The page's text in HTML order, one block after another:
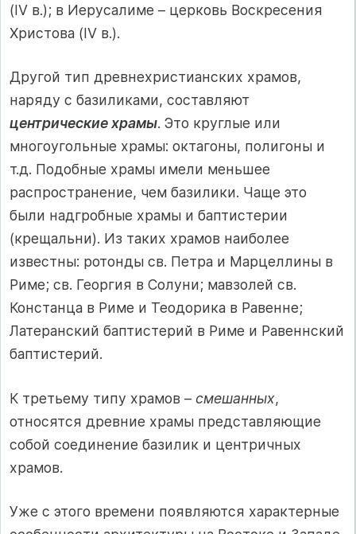
(IV в.); в Иерусалиме – церковь Воскресения
Христова (IV в.).
Другой тип древнехристианских храмов,
наряду с базиликами, составляют
центрические храмы. Это круглые или
многоугольные храмы: октагоны, полигоны и
т.д. Подобные храмы имели меньшее
распространение, чем базилики. Чаще это
были надгробные храмы и баптистерии
(крещальни). Из таких храмов наиболее
известны: ротонды св. Петра и Марцеллины в
Риме; св. Георгия в Солуни; мавзолей св.
Констанца в Риме и Теодорика в Равенне;
Латеранский баптистерий в Риме и Равеннский
баптистерий.
К третьему типу храмов – смешанных,
относятся древние храмы представляющие
собой соединение базилик и центричных
храмов.
Уже с этого времени появляются характерные